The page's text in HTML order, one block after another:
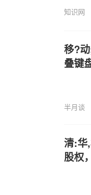
知识网
移?
叠键
半月谈
清:华
股权